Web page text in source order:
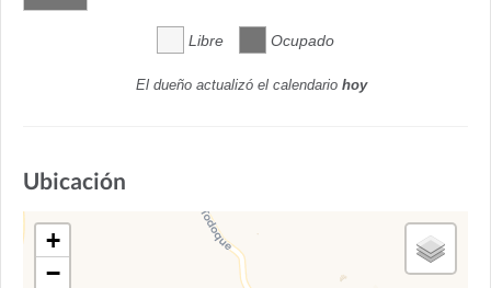
Libre Ocupado
El dueño actualizó el calendario hoy
Ubicación
+
−